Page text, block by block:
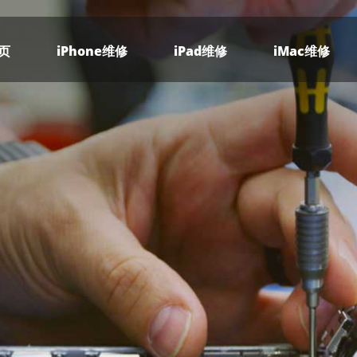
iPhone维修 iPad维修 iMac维修